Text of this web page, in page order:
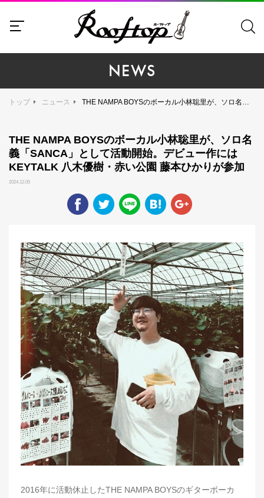
NEWS
トップ ニュース THE NAMPA BOYSのボーカル小林聡里が、ソロ名義「SANCA」として活動開始。デビュー作にはKEYTALK 八木優樹・赤い公園 藤本ひかりが参加
THE NAMPA BOYSのボーカル小林聡里が、ソロ名
義「SANCA」として活動開始。デビュー作には
KEYTALK 八木優樹・赤い公園 藤本ひかりが参加
2024.12.05
2016年に活動休止したTHE NAMPA BOYSのギターボーカ